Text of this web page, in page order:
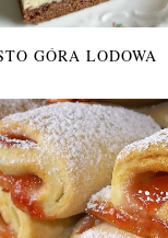
GÓRA LODOWA